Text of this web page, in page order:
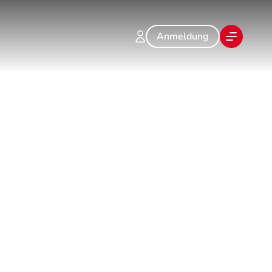
Anmeldung